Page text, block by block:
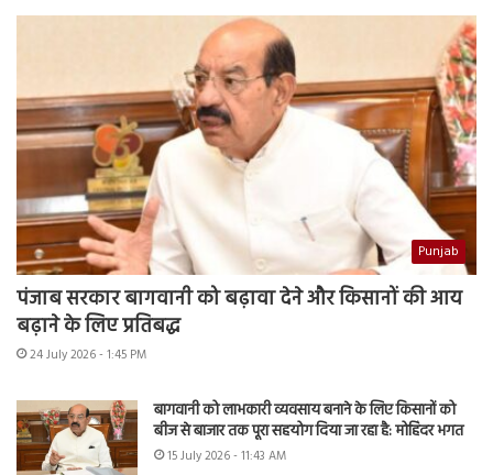
Punjab
पंजाब सरकार बागवानी को बढ़ावा देने और किसानों की आय
बढ़ाने के लिए प्रतिबद्ध
24 July 2026 - 1:45 PM
बागवानी को लाभकारी व्यवसाय बनाने के लिए किसानों को
बीज से बाजार तक पूरा सहयोग दिया जा रहा है: मोहिंदर भगत
15 July 2026 - 11:43 AM